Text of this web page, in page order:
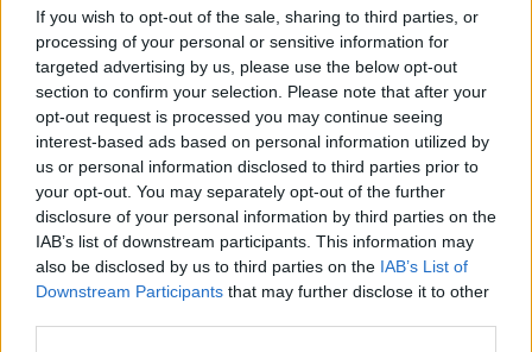
If you wish to opt-out of the sale, sharing to third parties, or
processing of your personal or sensitive information for
targeted advertising by us, please use the below opt-out
section to confirm your selection. Please note that after your
opt-out request is processed you may continue seeing
interest-based ads based on personal information utilized by
us or personal information disclosed to third parties prior to
your opt-out. You may separately opt-out of the further
disclosure of your personal information by third parties on the
IAB’s list of downstream participants. This information may
also be disclosed by us to third parties on the IAB’s List of
Downstream Participants that may further disclose it to other
Η Toyota φέρνει νέα γενιά
μπαταριών για τα υβριδικά της
Σε κινεζική… πολιορκία η
ευρωπαϊκή
αυτοκινητοβιομηχανία
Νέο Audi A2 e-tron με στόχο την κορυφή της αποδοτικότητας
Ευρωπαϊκό Κορασίδων: Άνετη
νίκη της Ελλάδας στην
πρεμιέρα, 78-36 την Ιρλανδία
Γιαννακόπουλος: «Όταν σου
ρίχνουν μια πέτρα, τους